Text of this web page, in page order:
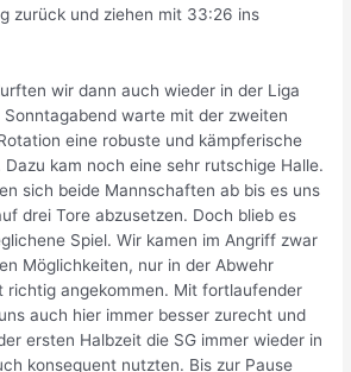
zurück und ziehen mit 33:26 ins
wir dann auch wieder in der Liga
warte mit der zweiten
eine robuste und kämpferische
kam noch eine sehr rutschige Halle.
sich beide Mannschaften ab bis es uns
drei Tore abzusetzen. Doch blieb es
Spiel. Wir kamen im Angriff zwar
Möglichkeiten, nur in der Abwehr
richtig angekommen. Mit fortlaufender
auch hier immer besser zurecht und
ersten Halbzeit die SG immer wieder in
konsequent nutzten. Bis zur Pause